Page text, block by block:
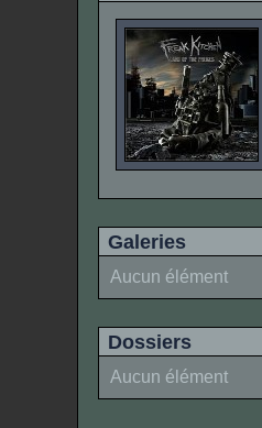
Galeries
Aucun élément
Dossiers
Aucun élément